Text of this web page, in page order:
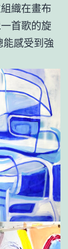
織在畫布
首歌的旋
感受到強